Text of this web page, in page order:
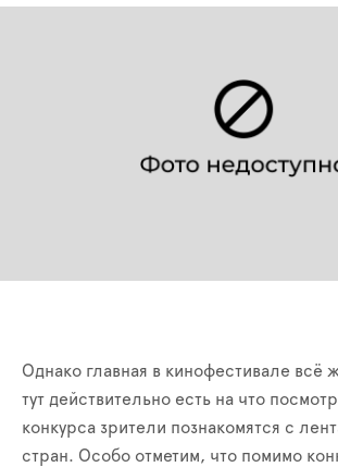
Однако главная в кинофестивале всё
тут действительно есть на что
конкурса зрители познакомятся с
стран. Особо отметим, что помимо